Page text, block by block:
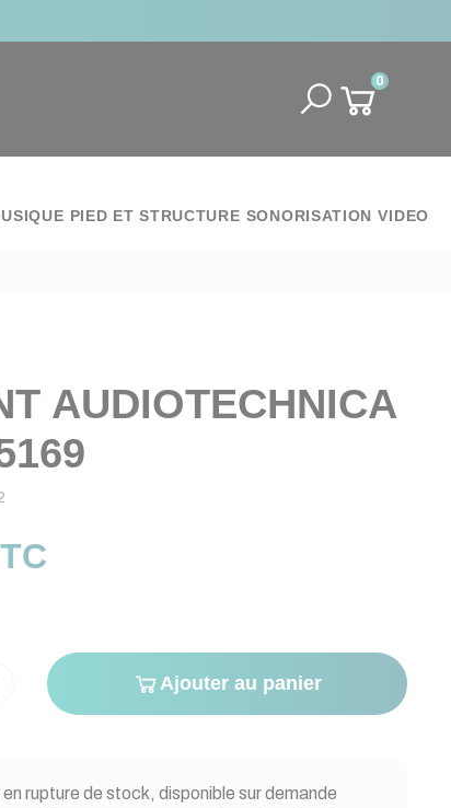
0
PIED ET STRUCTURE SONORISATION VIDEO
AUDIOTECHNICA
Ajouter au panier
rupture de stock, disponible sur demande